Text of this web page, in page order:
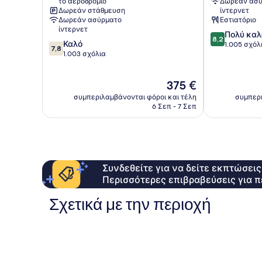
Δωρεάν στάθμευση
Δωρεάν ασύρματο
ίντερνετ
7.8
στα
σχόλια
7,8 Καλό
1.003 σχόλια
Η
τιμή
είναι
375 €
συμπεριλαμβάνονται φόροι και τέλη
6 Σεπ - 7 Σεπ
ίντερνετ
Εστιατόριο
8.2
στα
σχόλια
8,2 Πολύ
1.005
Συνδεθείτε για να δείτε
Περισσότερες επιβραβεύσεις για
Σχετικά με την περιοχή